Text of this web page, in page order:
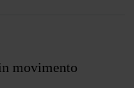
movimento